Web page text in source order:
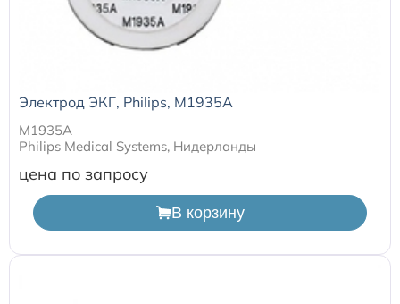
Электрод ЭКГ, Philips, M1935A
M1935A
Philips Medical Systems, Нидерланды
цена по запросу
В корзину